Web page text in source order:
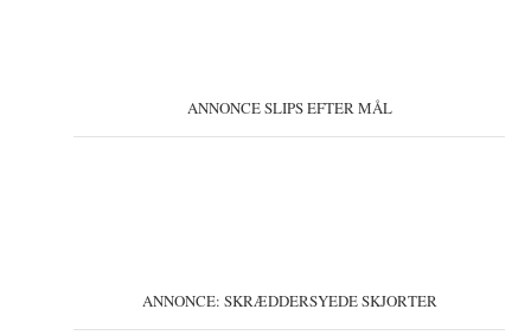
ANNONCE SLIPS EFTER MÅL
ANNONCE: SKRÆDDERSYEDE SKJORTER